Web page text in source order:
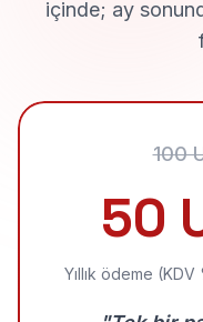
içinde; ay
100
50
Yıllık ödeme